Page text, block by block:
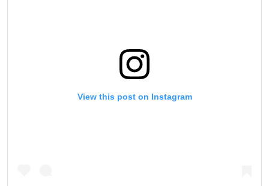
View this post on Instagram